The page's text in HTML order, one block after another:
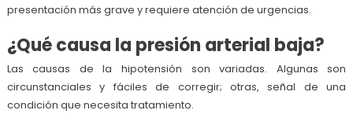
presentación más grave y requiere atención de urgencias.
¿Qué causa la presión arterial baja?
Las causas de la hipotensión son variadas. Algunas son
circunstanciales y fáciles de corregir; otras, señal de una
condición que necesita tratamiento.